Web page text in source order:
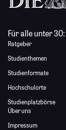
Für alle unter 30:
Ratgeber
Studienthemen
Studienformate
Hochschulorte
Studienplatzbörse
Über uns
Impressum